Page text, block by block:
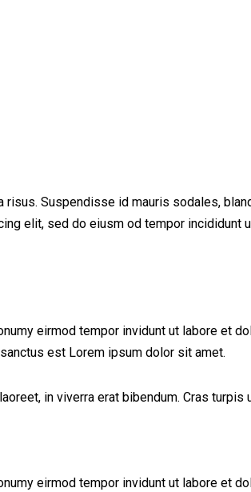
Suspendisse id mauris sodales,
elit, sed do eiusm od tempor incididunt
eirmod tempor invidunt ut labore et
est Lorem ipsum dolor sit amet.
in viverra erat bibendum. Cras
eirmod tempor invidunt ut labore et